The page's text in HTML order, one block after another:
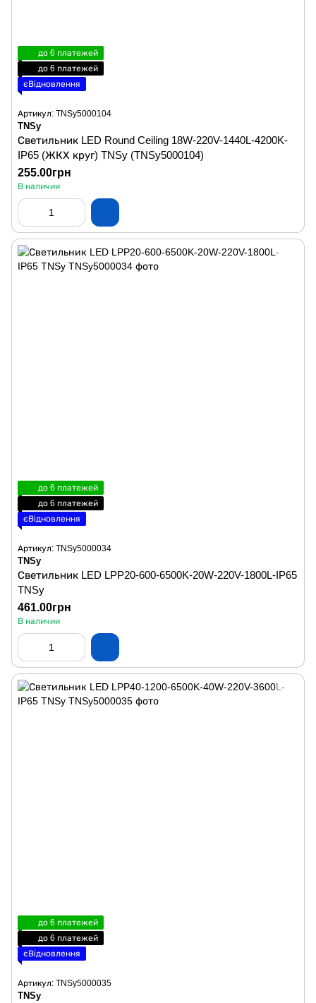
до 6 платежей
до 6 платежей
єВідновлення
Артикул: TNSy5000104
TNSy
Светильник LED Round Ceiling 18W-220V-1440L-4200K-
IP65 (ЖКХ круг) TNSy (TNSy5000104)
255.00грн
В наличии
до 6 платежей
до 6 платежей
єВідновлення
Артикул: TNSy5000034
TNSy
Светильник LED LPP20-600-6500K-20W-220V-1800L-IP65
TNSy
461.00грн
В наличии
до 6 платежей
до 6 платежей
єВідновлення
Артикул: TNSy5000035
TNSy